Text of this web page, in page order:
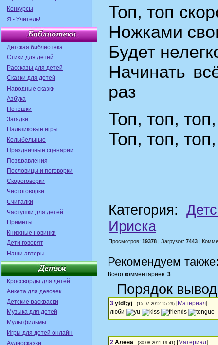
Конкурсы
Я - Учитель!
Детская библиотека
Стихи для детей
Рассказы для детей
Сказки для детей
Народные сказки
Азбука
Потешки
Загадки
Пальчиковые игры
Колыбельные
Праздничные сценарии
Поздравления
Пословицы и поговорки
Скороговорки
Чистоговорки
Считалки
Частушки для детей
Приметы
Книжные новинки
Дети говорят
Наши авторы
Кроссворды для детей
Анкета для девочек
Детские раскраски
Музыка для детей
Мультфильмы
Игры для детей онлайн
Аудиосказки
Топ, топ
Hожками
Будет
Hачинать
pаз
Топ, топ,
Топ, топ,
Категория:
Ириска
Просмотров: 19378 | Загрузок: 7443 |
Рекомендуем
Всего комментариев: 3
Порядок
3 ytdf;yj (15.07.2012 15:29) [Материал]
люби
2 Алёна (30.08.2011 19:41) [Материал]